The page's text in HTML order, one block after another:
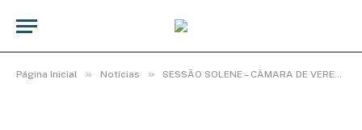
Página Inicial » Notícias » SESSÃO SOLENE – CÂMARA DE VEREADORES ENCERRA ANO LEGISLATIVO COM HOMENAGENS.
08.35.09